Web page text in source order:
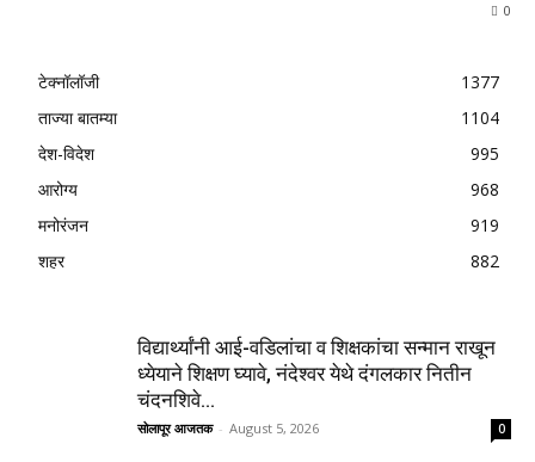
0
टेक्नॉलॉजी
1377
ताज्या बातम्या
1104
देश-विदेश
995
आरोग्य
968
मनोरंजन
919
शहर
882
विद्यार्थ्यांनी आई-वडिलांचा व शिक्षकांचा सन्मान राखून
ध्येयाने शिक्षण घ्यावे, नंदेश्वर येथे दंगलकार नितीन
चंदनशिवे...
सोलापूर आजतक - August 5, 2026 0